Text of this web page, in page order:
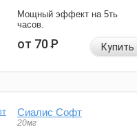
Мощный эффект на 5ть
часов.
от 70Р Купить
Сиалис Софт
20мг